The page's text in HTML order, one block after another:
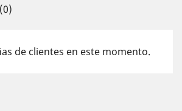
de clientes en este momento.